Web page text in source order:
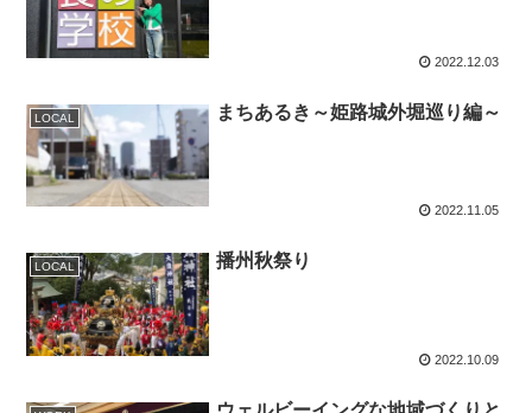
2022.12.03
LOCAL まちあるき～姫路城外堀巡り編～
2022.11.05
LOCAL 播州秋祭り
2022.10.09